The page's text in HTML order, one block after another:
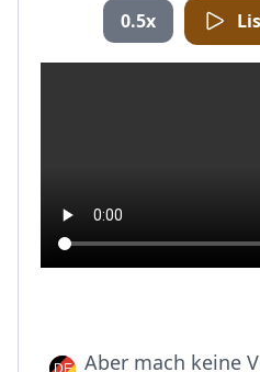
0.5x
Aber mach keine